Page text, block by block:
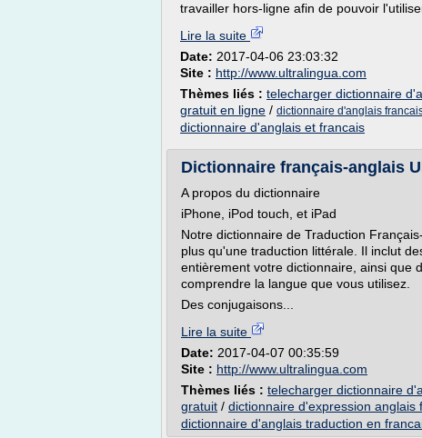
travailler hors-ligne afin de pouvoir
Lire la suite
Date: 2017-04-06 23:03:32
Site : http://www.ultralingua.com
Thèmes liés : telecharger dictionnaire
gratuit en ligne / dictionnaire d'anglais
dictionnaire d'anglais et francais
Dictionnaire français-anglais
A propos du dictionnaire
iPhone, iPod touch, et iPad
Notre dictionnaire de Traduction
plus qu'une traduction littérale. Il inclut
entièrement votre dictionnaire, ainsi que
comprendre la langue que vous utilisez.
Des conjugaisons...
Lire la suite
Date: 2017-04-07 00:35:59
Site : http://www.ultralingua.com
Thèmes liés : telecharger dictionnaire
gratuit / dictionnaire d'expression anglais
dictionnaire d'anglais traduction en